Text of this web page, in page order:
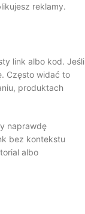
reklamy.
link albo kod. Jeśli
Często widać to
produktach
naprawdę
bez kontekstu
albo